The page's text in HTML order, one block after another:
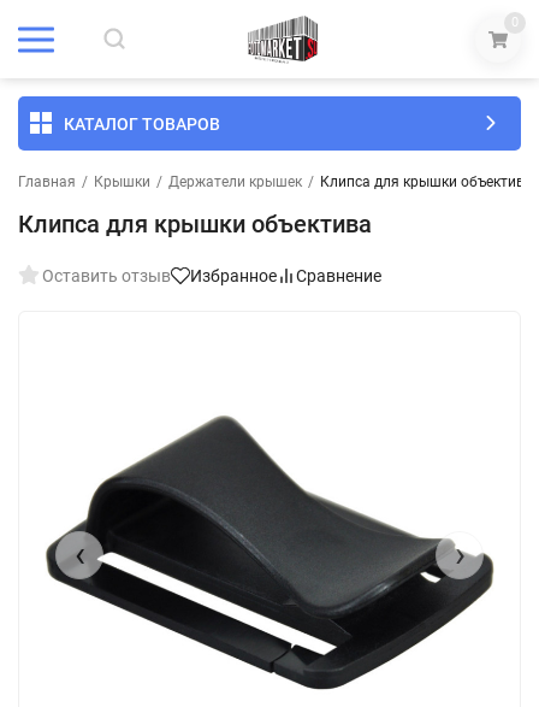
0
КАТАЛОГ ТОВАРОВ
Главная / Крышки / Держатели крышек / Клипса для крышки объектива
Клипса для крышки объектива
Оставить отзыв Избранное Сравнение
‹ ›